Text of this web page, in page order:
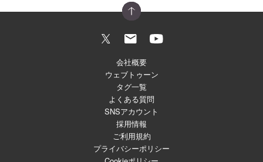
会社概要
ウェブトゥーン
タグ一覧
よくある質問
SNSアカウント
採用情報
ご利用規約
プライバシーポリシー